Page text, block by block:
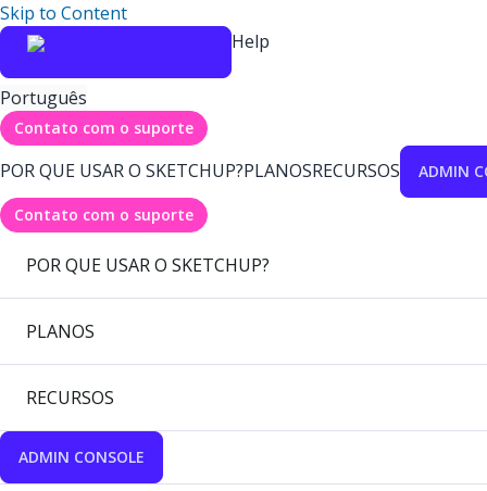
Skip to Content
Help
Português
Contato com o suporte
POR QUE USAR O SKETCHUP?PLANOSRECURSOS ADMIN
Contato com o suporte
POR QUE USAR O SKETCHUP?
PLANOS
RECURSOS
ADMIN CONSOLE